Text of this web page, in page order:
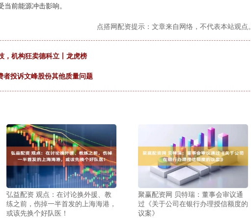
前能源冲击影响。
点搭网配资提示：文章来自网络，不代表本站观点。
，机构狂卖德科立丨龙虎榜
投诉文峰股份其他质量问题
弘益配资 观点：在讨论换外援、教
练之前，伤掉一半首发的上海海港，
或该先换个好队医！
聚赢配资网 贝特瑞：董事会审议通
过《关于公司在银行办理授信额度的
议案》